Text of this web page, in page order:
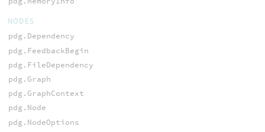
NODES
pdg.Dependency
pdg.FeedbackBegin
pdg.FileDependency
pdg.Graph
pdg.GraphContext
pdg.Node
pdg.NodeOptions